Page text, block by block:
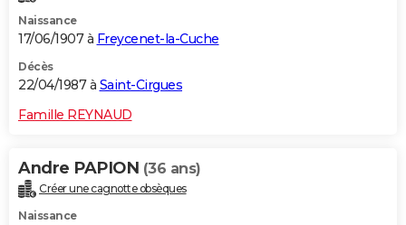
Naissance
17/06/1907 à Freycenet-la-Cuche
Décès
22/04/1987 à Saint-Cirgues
Famille REYNAUD
Andre PAPION (36 ans)
Créer une cagnotte obsèques
Naissance